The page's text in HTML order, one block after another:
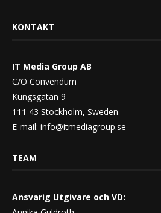
KONTAKT
IT Media Group AB
C/O Convendum
Kungsgatan 9
111 43 Stockholm, Sweden
E-mail: info@itmediagroup.se
TEAM
Ansvarig Utgivare och VD: